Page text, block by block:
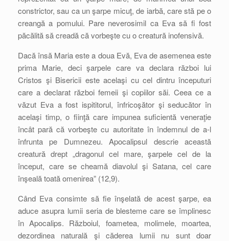
constrictor, sau ca un şarpe micuţ, de iarbă, care stă pe o
creangă a pomului. Pare neverosimil ca Eva să fi fost
păcălită să creadă că vorbeşte cu o creatură inofensivă.
Dacă însă Maria este a doua Evă, Eva de asemenea este
prima Marie, deci şarpele care va declara război lui
Cristos şi Bisericii este acelaşi cu cel dintru începuturi
care a declarat război femeii şi copiilor săi. Ceea ce a
văzut Eva a fost ispititorul, înfricoşător şi seducător în
acelaşi timp, o fiinţă care impunea suficientă veneraţie
încât pară că vorbeşte cu autoritate în îndemnul de a-l
înfrunta pe Dumnezeu. Apocalipsul descrie această
creatură drept „dragonul cel mare, şarpele cel de la
început, care se cheamă diavolul şi Satana, cel care
înşeală toată omenirea” (12,9).
Când Eva consimte să fie înşelată de acest şarpe, ea
aduce asupra lumii seria de blesteme care se împlinesc
în Apocalips. Războiul, foametea, molimele, moartea,
dezordinea naturală şi căderea lumii nu sunt doar